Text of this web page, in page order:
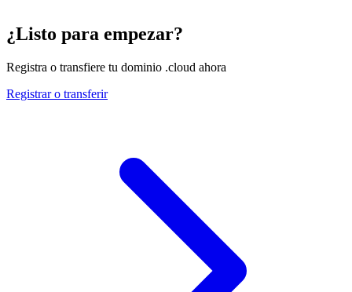
¿Listo para empezar?
Registra o transfiere tu dominio .cloud ahora
Registrar o transferir